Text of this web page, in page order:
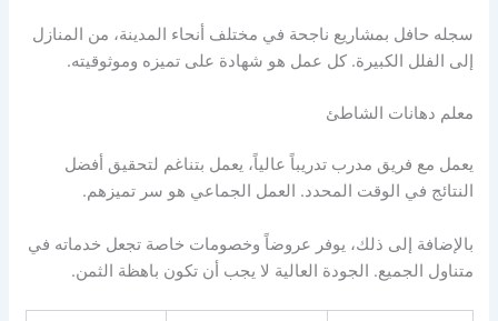
سجله حافل بمشاريع ناجحة في مختلف أنحاء المدينة، من المنازل
إلى الفلل الكبيرة. كل عمل هو شهادة على تميزه وموثوقيته.
معلم دهانات الشاطئ
يعمل مع فريق مدرب تدريباً عالياً، يعمل بتناغم لتحقيق أفضل
النتائج في الوقت المحدد. العمل الجماعي هو سر تميزهم.
بالإضافة إلى ذلك، يوفر عروضاً وخصومات خاصة تجعل خدماته في
متناول الجميع. الجودة العالية لا يجب أن تكون باهظة الثمن.